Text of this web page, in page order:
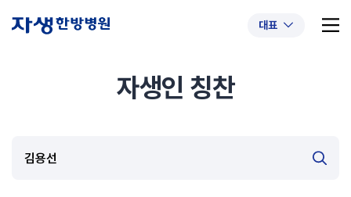
대표
자생인 칭찬